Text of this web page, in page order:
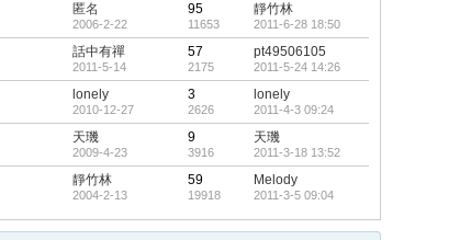
匿名
2006-2-22
95
11653
靜竹林
2011-6-28 18:50
話中有禪
2011-5-14
57
2175
pt49506105
2011-5-24 14:26
lonely
2010-12-27
3
2626
lonely
2011-4-3 09:24
天璣
2009-4-23
9
3916
天璣
2011-3-18 13:52
靜竹林
2004-2-13
59
19918
Melody
2011-3-5 09:04